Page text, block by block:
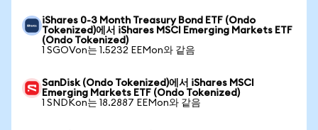
iShares 0-3 Month Treasury Bond ETF (Ondo
Tokenized)에서 iShares MSCI Emerging Markets ETF
(Ondo Tokenized)
1 SGOVon는 1.5232 EEMon와 같음
SanDisk (Ondo Tokenized)에서 iShares MSCI
Emerging Markets ETF (Ondo Tokenized)
1 SNDKon는 18.2887 EEMon와 같음